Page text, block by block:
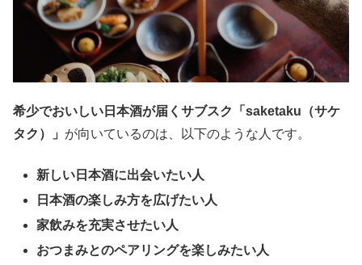
希少でおいしい日本酒が届くサブスク「saketaku（サケ
タク）」 が向いているのは、以下のような人です。
新しい日本酒に出会いたい人
日本酒の楽しみ方を広げたい人
家飲みを充実させたい人
おつまみとのペアリングを楽しみたい人